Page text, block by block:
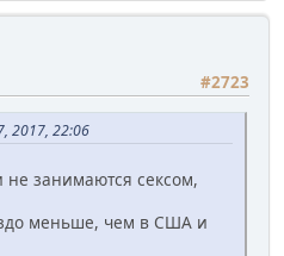
#2723
2017, 22:06
не занимаются сексом,
меньше, чем в США и